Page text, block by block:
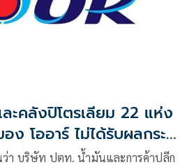
ะคลังปิโตรเลียม 22 แห่ง
ง โออาร์ ไม่ได้รับผลกระทบ
หว
ว่า บริษัท ปตท. น้ำมันและการค้าปลีก